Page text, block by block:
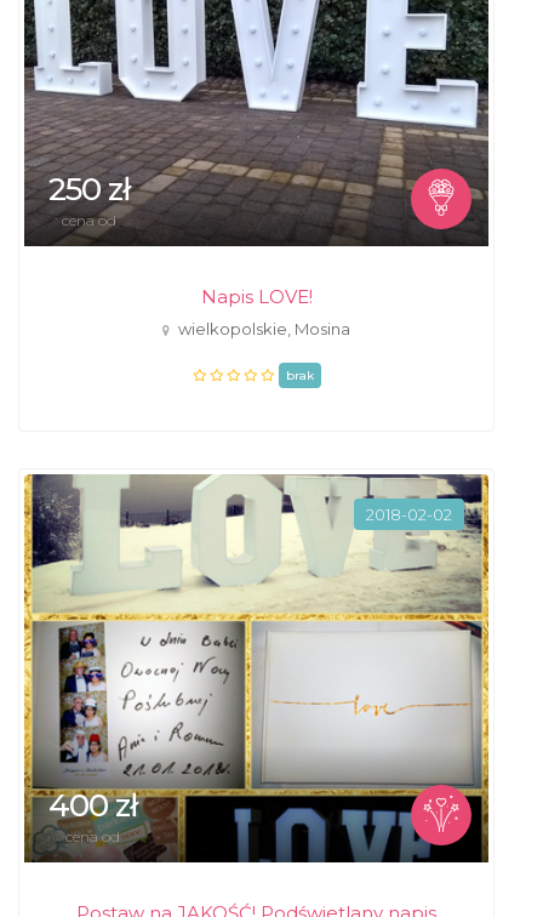
250 zł
cena od
Napis LOVE!
wielkopolskie, Mosina
brak
2018-02-02
400 zł
cena od